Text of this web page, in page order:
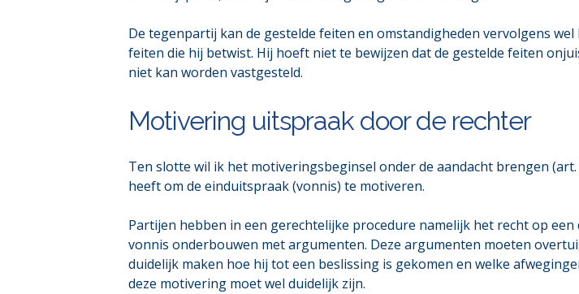
De tegenpartij kan de gestelde feiten en omstandigheden vervolgens
feiten die hij betwist. Hij hoeft niet te bewijzen dat de gestelde feiten
niet kan worden vastgesteld.
Motivering uitspraak door de rechter
Ten slotte wil ik het motiveringsbeginsel onder de aandacht brengen
heeft om de einduitspraak (vonnis) te motiveren.
Partijen hebben in een gerechtelijke procedure namelijk het recht op
vonnis onderbouwen met argumenten. Deze argumenten moeten
duidelijk maken hoe hij tot een beslissing is gekomen en welke
deze motivering moet wel duidelijk zijn.